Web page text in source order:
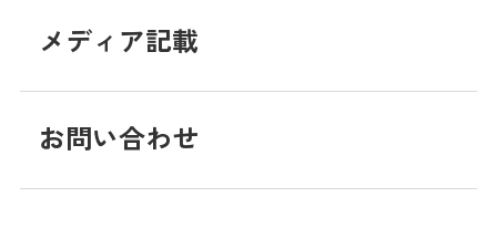
メディア記載
お問い合わせ